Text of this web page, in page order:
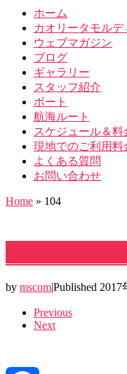
ホーム
カオリータモルデ
ウェブマガジン
ブログ
ギャラリー
スタッフ紹介
ボート
航海ルート
スケジュール＆料
現地でのご利用料
よくある質問
お問い合わせ
Home » 104
by mscom|Published 2017
Images
navigation
Previous
Next